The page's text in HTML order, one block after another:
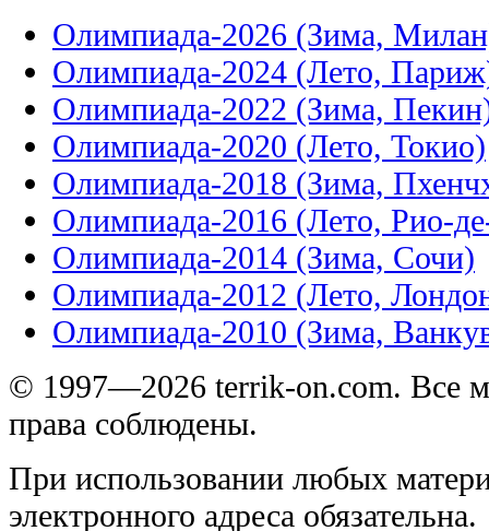
Олимпиада-2026 (Зима,
Олимпиада-2024 (Лето,
Олимпиада-2022 (Зима,
Олимпиада-2020 (Лето, Токио)
Олимпиада-2018 (Зима,
Олимпиада-2016 (Лето, Рио-
Олимпиада-2014 (Зима, Сочи)
Олимпиада-2012 (Лето,
Олимпиада-2010 (Зима,
© 1997—2026 terrik-on.com. Все
права соблюдены.
При использовании любых
электронного адреса обязательна.